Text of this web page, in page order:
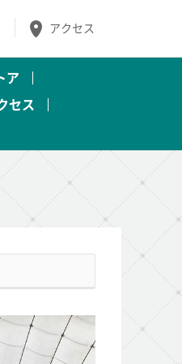
アクセス
ア
セス